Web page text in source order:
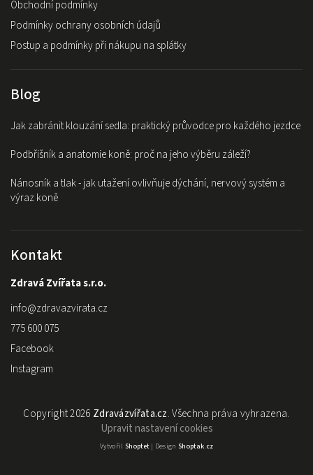
Obchodní podmínky
Podmínky ochrany osobních údajů
Postup a podmínky při nákupu na splátky
Blog
Jak zabránit klouzání sedla: praktický průvodce pro každého jezdce
Podbřišník a anatomie koně: proč na jeho výběru záleží?
Nánosník a tlak - jak utažení ovlivňuje dýchání, nervový systém a
výraz koně
Kontakt
Zdravá Zvířata s.r.o.
info@zdravazvirata.cz
775 600 075
Facebook
Instagram
Copyright 2026 Zdravázvířata.cz. Všechna práva vyhrazena.
Upravit nastavení cookies
Vytvořil Shoptet| Design Shoptak.cz